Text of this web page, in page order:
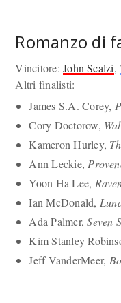
Romanzo di
Vincitore:John Scalzi,
Altri finalisti:
James S.A. Corey,
Cory Doctorow,
Kameron Hurley,
Ann Leckie,
Yoon Ha Lee,
Ian McDonald,
Ada Palmer,Seven
Kim Stanley
Jeff VanderMeer,